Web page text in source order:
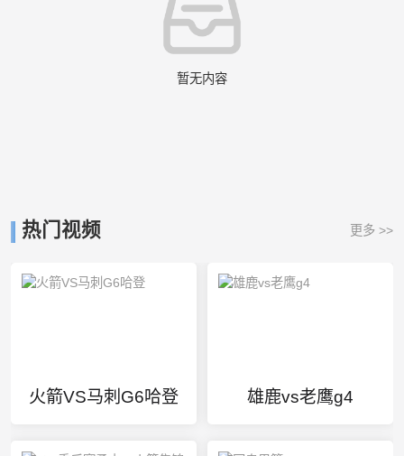
暂无内容
热门视频 更多 >>
火箭VS马刺G6哈登 雄鹿vs老鹰g4